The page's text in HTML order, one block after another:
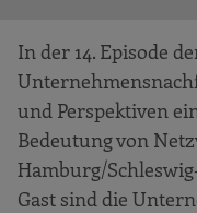
In der 14. Episode
und Perspektiven
Bedeutung von
Hamburg/
Gast sind die